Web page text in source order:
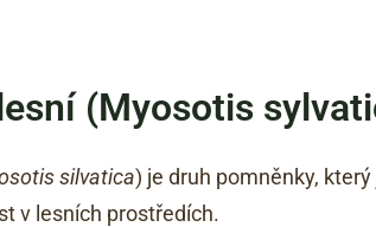
(Myosotis
silvatica) je druh pomněnky,
v lesních prostředích.